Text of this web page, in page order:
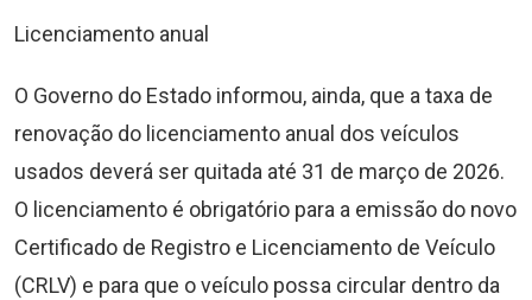
Licenciamento anual
O Governo do Estado informou, ainda, que a taxa de
renovação do licenciamento anual dos veículos
usados deverá ser quitada até 31 de março de 2026.
O licenciamento é obrigatório para a emissão do novo
Certificado de Registro e Licenciamento de Veículo
(CRLV) e para que o veículo possa circular dentro da